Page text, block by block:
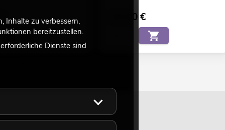
109,00€
Inhalte zu verbessern,
bereitzustellen.
Dienste sind